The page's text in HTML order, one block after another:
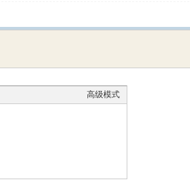
高级模式